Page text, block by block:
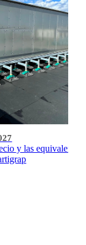
y las